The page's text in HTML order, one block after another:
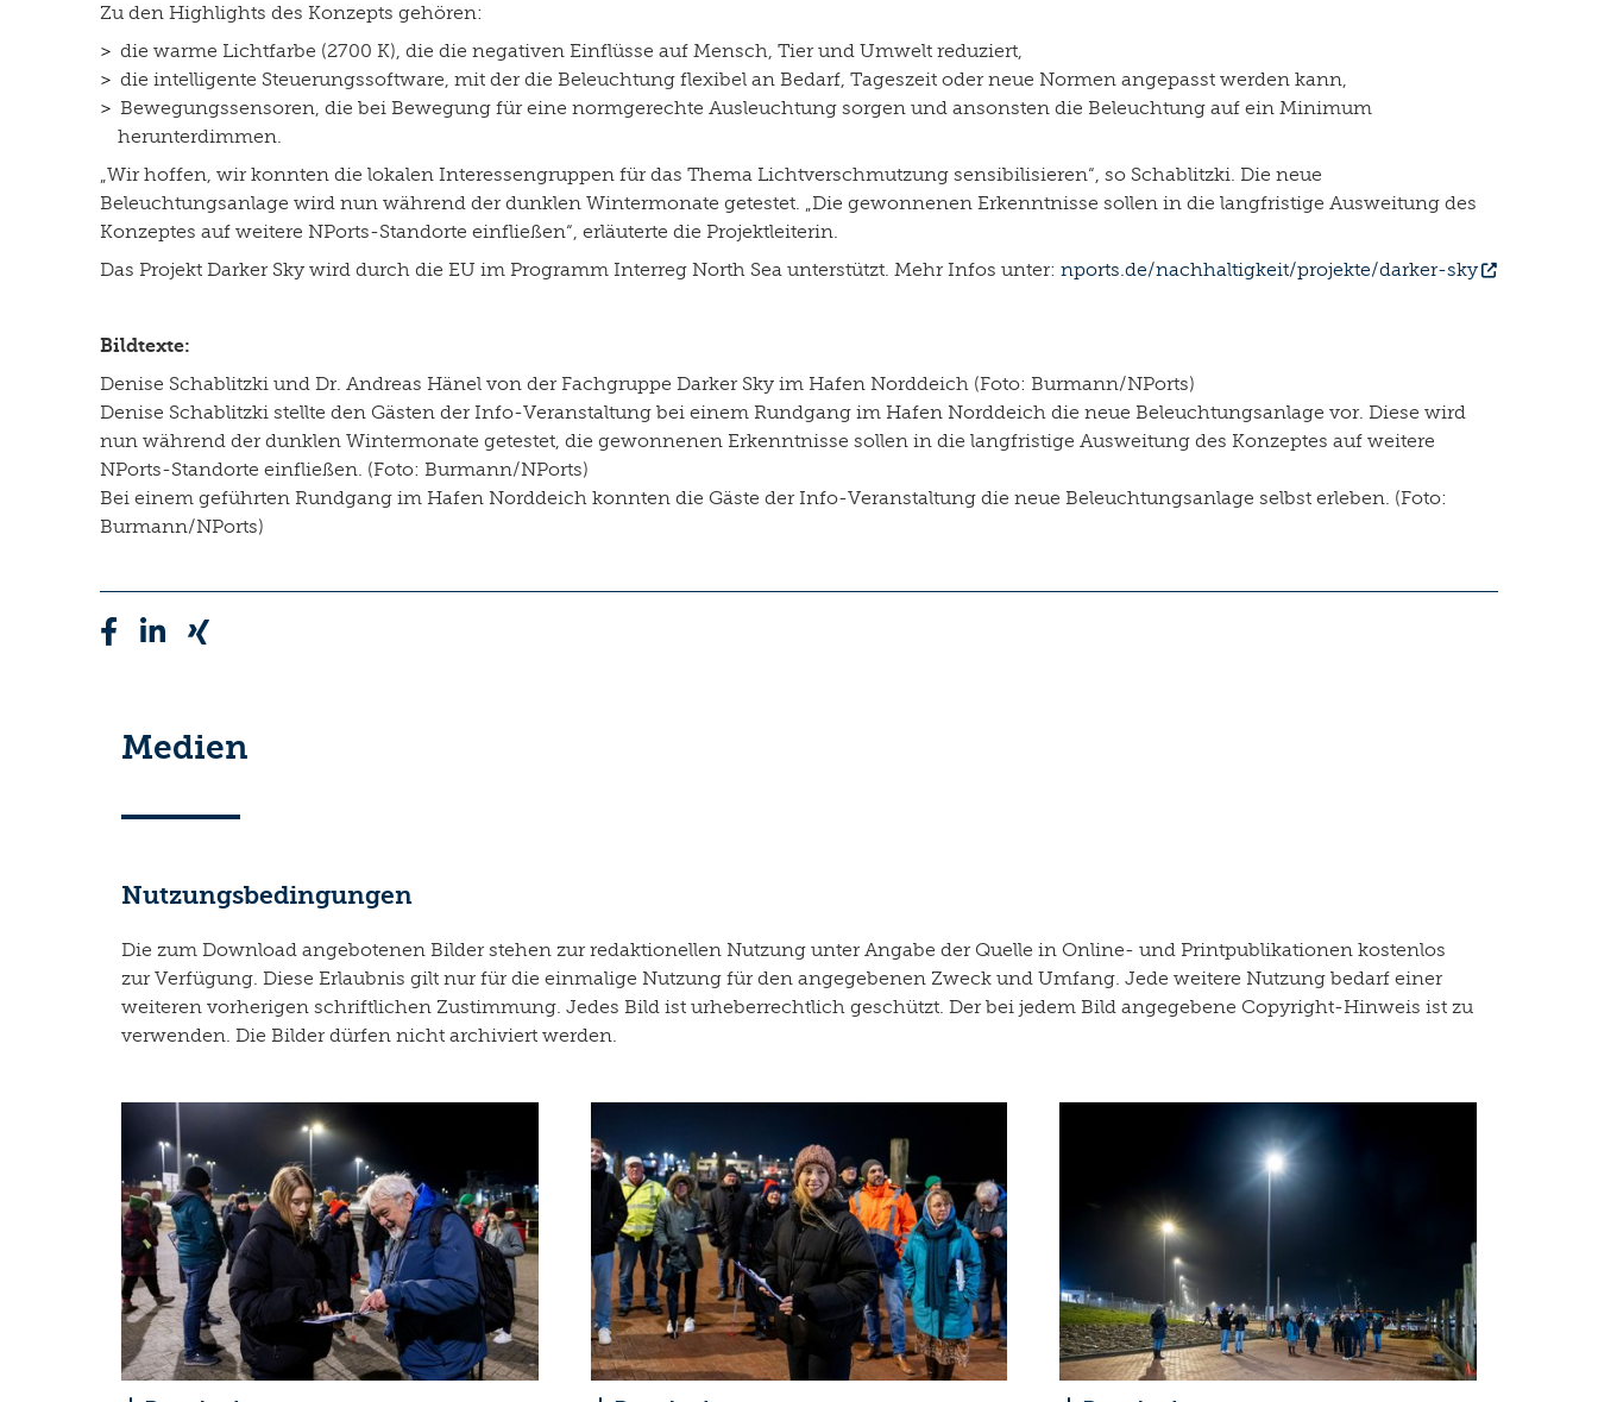
Zu den Highlights des Konzepts gehören:
die warme Lichtfarbe (2700 K), die die negativen Einflüsse auf Mensch, Tier und Umwelt reduziert,
die intelligente Steuerungssoftware, mit der die Beleuchtung flexibel an Bedarf, Tageszeit oder neue Normen angepasst werden kann,
Bewegungssensoren, die bei Bewegung für eine normgerechte Ausleuchtung sorgen und ansonsten die Beleuchtung auf ein Minimum
herunterdimmen.
„Wir hoffen, wir konnten die lokalen Interessengruppen für das Thema Lichtverschmutzung sensibilisieren“, so Schablitzki. Die neue
Beleuchtungsanlage wird nun während der dunklen Wintermonate getestet. „Die gewonnenen Erkenntnisse sollen in die langfristige Ausweitung des
Konzeptes auf weitere NPorts-Standorte einfließen“, erläuterte die Projektleiterin.
Das Projekt Darker Sky wird durch die EU im Programm Interreg North Sea unterstützt. Mehr Infos unter: nports.de/nachhaltigkeit/projekte/darker-sky
Bildtexte:
Denise Schablitzki und Dr. Andreas Hänel von der Fachgruppe Darker Sky im Hafen Norddeich (Foto: Burmann/NPorts)
Denise Schablitzki stellte den Gästen der Info-Veranstaltung bei einem Rundgang im Hafen Norddeich die neue Beleuchtungsanlage vor. Diese wird
nun während der dunklen Wintermonate getestet, die gewonnenen Erkenntnisse sollen in die langfristige Ausweitung des Konzeptes auf weitere
NPorts-Standorte einfließen. (Foto: Burmann/NPorts)
Bei einem geführten Rundgang im Hafen Norddeich konnten die Gäste der Info-Veranstaltung die neue Beleuchtungsanlage selbst erleben. (Foto:
Burmann/NPorts)
Medien
Nutzungsbedingungen
Die zum Download angebotenen Bilder stehen zur redaktionellen Nutzung unter Angabe der Quelle in Online- und Printpublikationen kostenlos
zur Verfügung. Diese Erlaubnis gilt nur für die einmalige Nutzung für den angegebenen Zweck und Umfang. Jede weitere Nutzung bedarf einer
weiteren vorherigen schriftlichen Zustimmung. Jedes Bild ist urheberrechtlich geschützt. Der bei jedem Bild angegebene Copyright-Hinweis ist zu
verwenden. Die Bilder dürfen nicht archiviert werden.